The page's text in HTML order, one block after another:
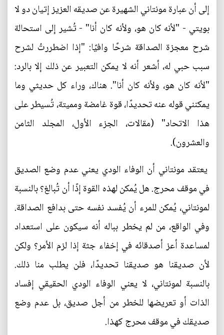
إلى أن عبارة مونتاني الشهيرة عن صديقه العزيز إتيان دو لا
بويتي - "لأنه كان هو، ولأنه كان أنا" - تُشير إلى استحالة
شرح معجزة الصداقة شرحًا وافيًا: "إذا اضطررتُ لشرح
سبب حبي له، أشعر أنه لا يمكن التعبير عن ذلك إلا بالرد:
"لأنه كان هو، ولأنه كان أنا". هناك، وراء كل حديثي وما
يمكنني قوله عنه تحديدًا، قوة غامضة ومميتة، تُسيطر على
هذا الاتحاد" (مقالات، الجزء الأول، المجلد الثامن
والعشرون).
يعتقد مونتاني أن الوفاء الودي يعني عدم وضع الصديق
في موقف محرج. هل يُمكن لهذه القوة إذًا أن تُبالغ؟ بالنسبة
لمونتاني، يُمكن للمرء أن يُفسد نفسه حتى بدافع الصداقة.
وفي الواقع، من لم يخطر بباله أنه سيكون على استعداد
لمساعدة أعز أصدقائه في إخفاء جثة إذا لزم الأمر؟ ولكن
لأن صديقنا هو صديقنا تحديدًا، فلن يطلب منا ذلك.
بالنسبة لمونتاني، لا يعني الوفاء الودي الحقيقي إفساد
الذات أو تعريضها للخطر من أجل صديق، بل عدم وضع
صديقك في موقف محرج كهذا.